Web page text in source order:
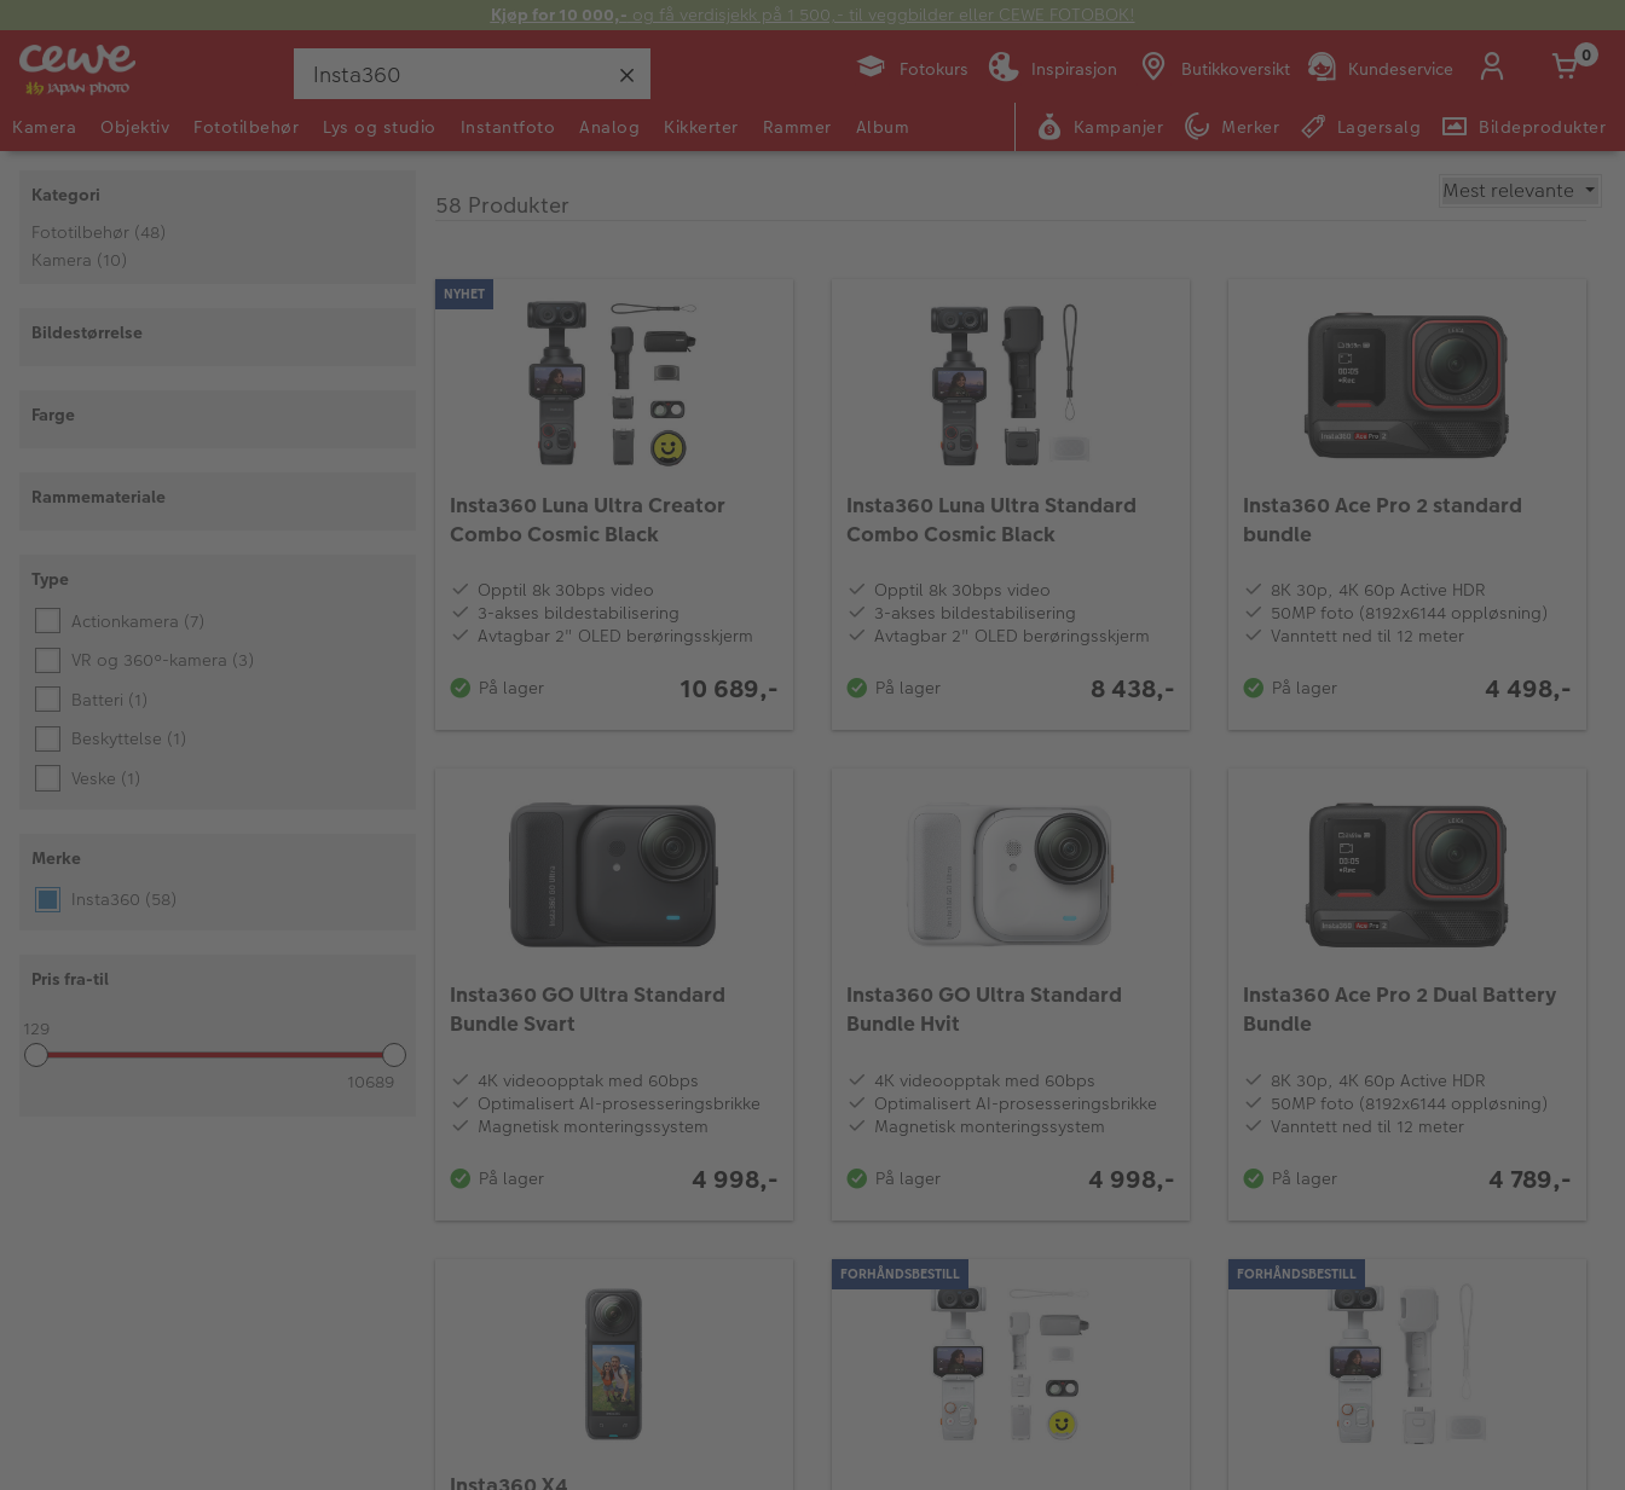
Kjøp for 10 000,- og få verdisjekk på 1 500,- til veggbilder eller CEWE FOTOBOK!
Fotokurs Inspirasjon Butikkoversikt Kundeservice
Søndag:
14:00
-
E-post:
kundeservice@japanphoto.no
0
Kamera Objektiv Fototilbehør Lys og studio Instantfoto Analog Kikkerter Rammer Album Kampanjer Merker Lagersalg Bildeprodukter
Kategori
Fototilbehør (48)
Kamera (10)
Bildestørrelse
Farge
Rammemateriale
Type
Actionkamera (7)
VR og 360°-kamera (3)
Batteri (1)
Beskyttelse (1)
Veske (1)
Merke
Insta360 (58)
Pris fra-til
129
10689
58 Produkter
NYHET
Insta360 Luna Ultra Creator
Combo Cosmic Black
Opptil 8k 30bps video
3-akses bildestabilisering
Avtagbar 2" OLED berøringsskjerm
På lager 10 689,-
Insta360 Luna Ultra Standard
Combo Cosmic Black
Opptil 8k 30bps video
3-akses bildestabilisering
Avtagbar 2" OLED berøringsskjerm
På lager 8 438,-
Insta360 Ace Pro 2 standard
bundle
8K 30p, 4K 60p Active HDR
50MP foto (8192x6144 oppløsning)
Vanntett ned til 12 meter
På lager 4 498,-
Insta360 GO Ultra Standard
Bundle Svart
4K videoopptak med 60bps
Optimalisert AI-prosesseringsbrikke
Magnetisk monteringssystem
På lager 4 998,-
Insta360 GO Ultra Standard
Bundle Hvit
4K videoopptak med 60bps
Optimalisert AI-prosesseringsbrikke
Magnetisk monteringssystem
På lager 4 998,-
Insta360 Ace Pro 2 Dual Battery
Bundle
8K 30p, 4K 60p Active HDR
50MP foto (8192x6144 oppløsning)
Vanntett ned til 12 meter
På lager 4 789,-
FORHÅNDSBESTILL FORHÅNDSBESTILL